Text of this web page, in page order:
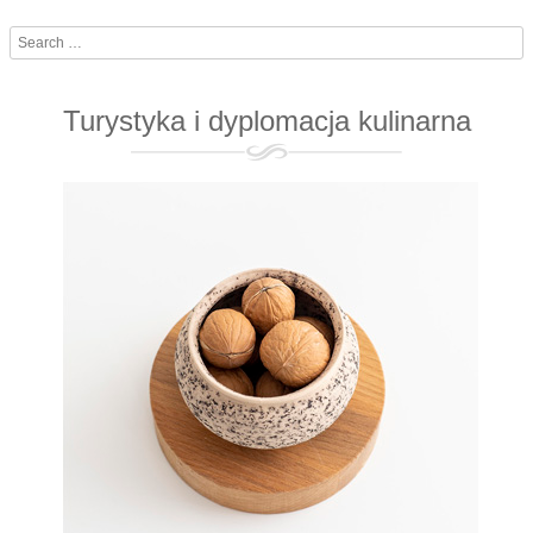
Search
Turystyka i dyplomacja kulinarna